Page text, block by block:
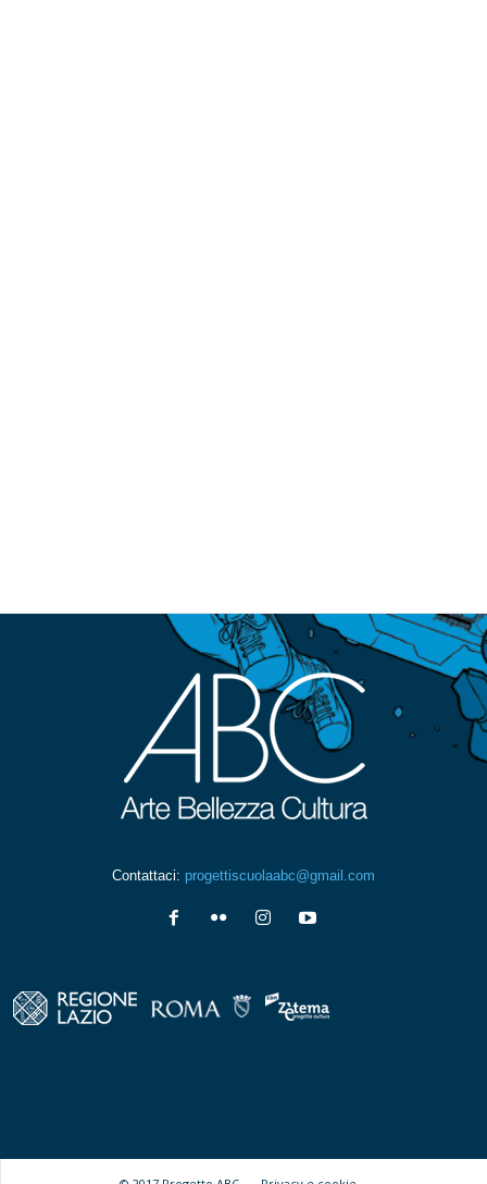
Contattaci: progettiscuolaabc@gmail.com